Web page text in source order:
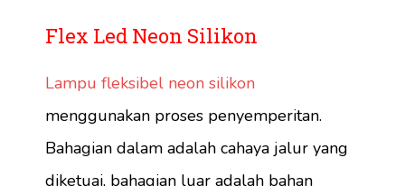
Flex Led Neon Silikon
Lampu fleksibel neon silikon
menggunakan proses penyemperitan.
Bahagian dalam adalah cahaya jalur yang
diketuai, bahagian luar adalah bahan